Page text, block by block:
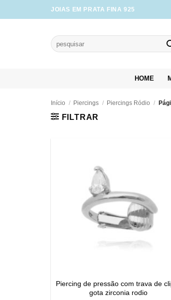
to
JOIAS EM PRATA FINA 925
Pesquisar
por:
HOME
Início / Piercings / Piercings Ródio /
FILTRAR
Piercing de pressão com trava de
gota zirconia rodio